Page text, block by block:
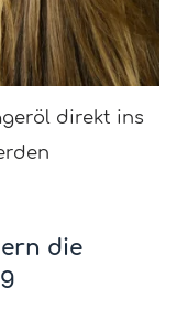
direkt ins
die